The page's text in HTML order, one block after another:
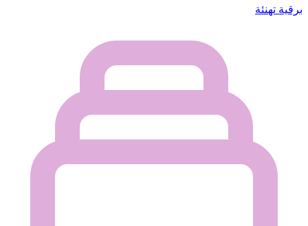
برقية تهنئة